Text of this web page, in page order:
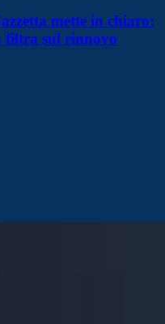
mette in chiaro:
filtra sul rinnovo